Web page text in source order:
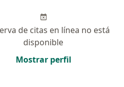
de citas en línea no está
disponible
Mostrar perfil